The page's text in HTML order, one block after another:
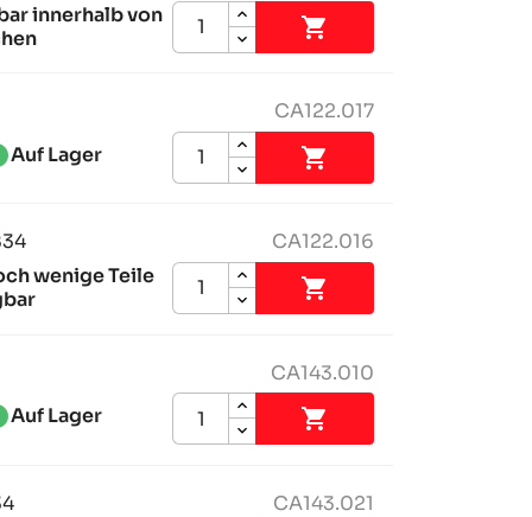
innerhalb von

CA122.017
Auf Lager 
CA122.016
wenige Teile

CA143.010
Auf Lager 
CA143.021